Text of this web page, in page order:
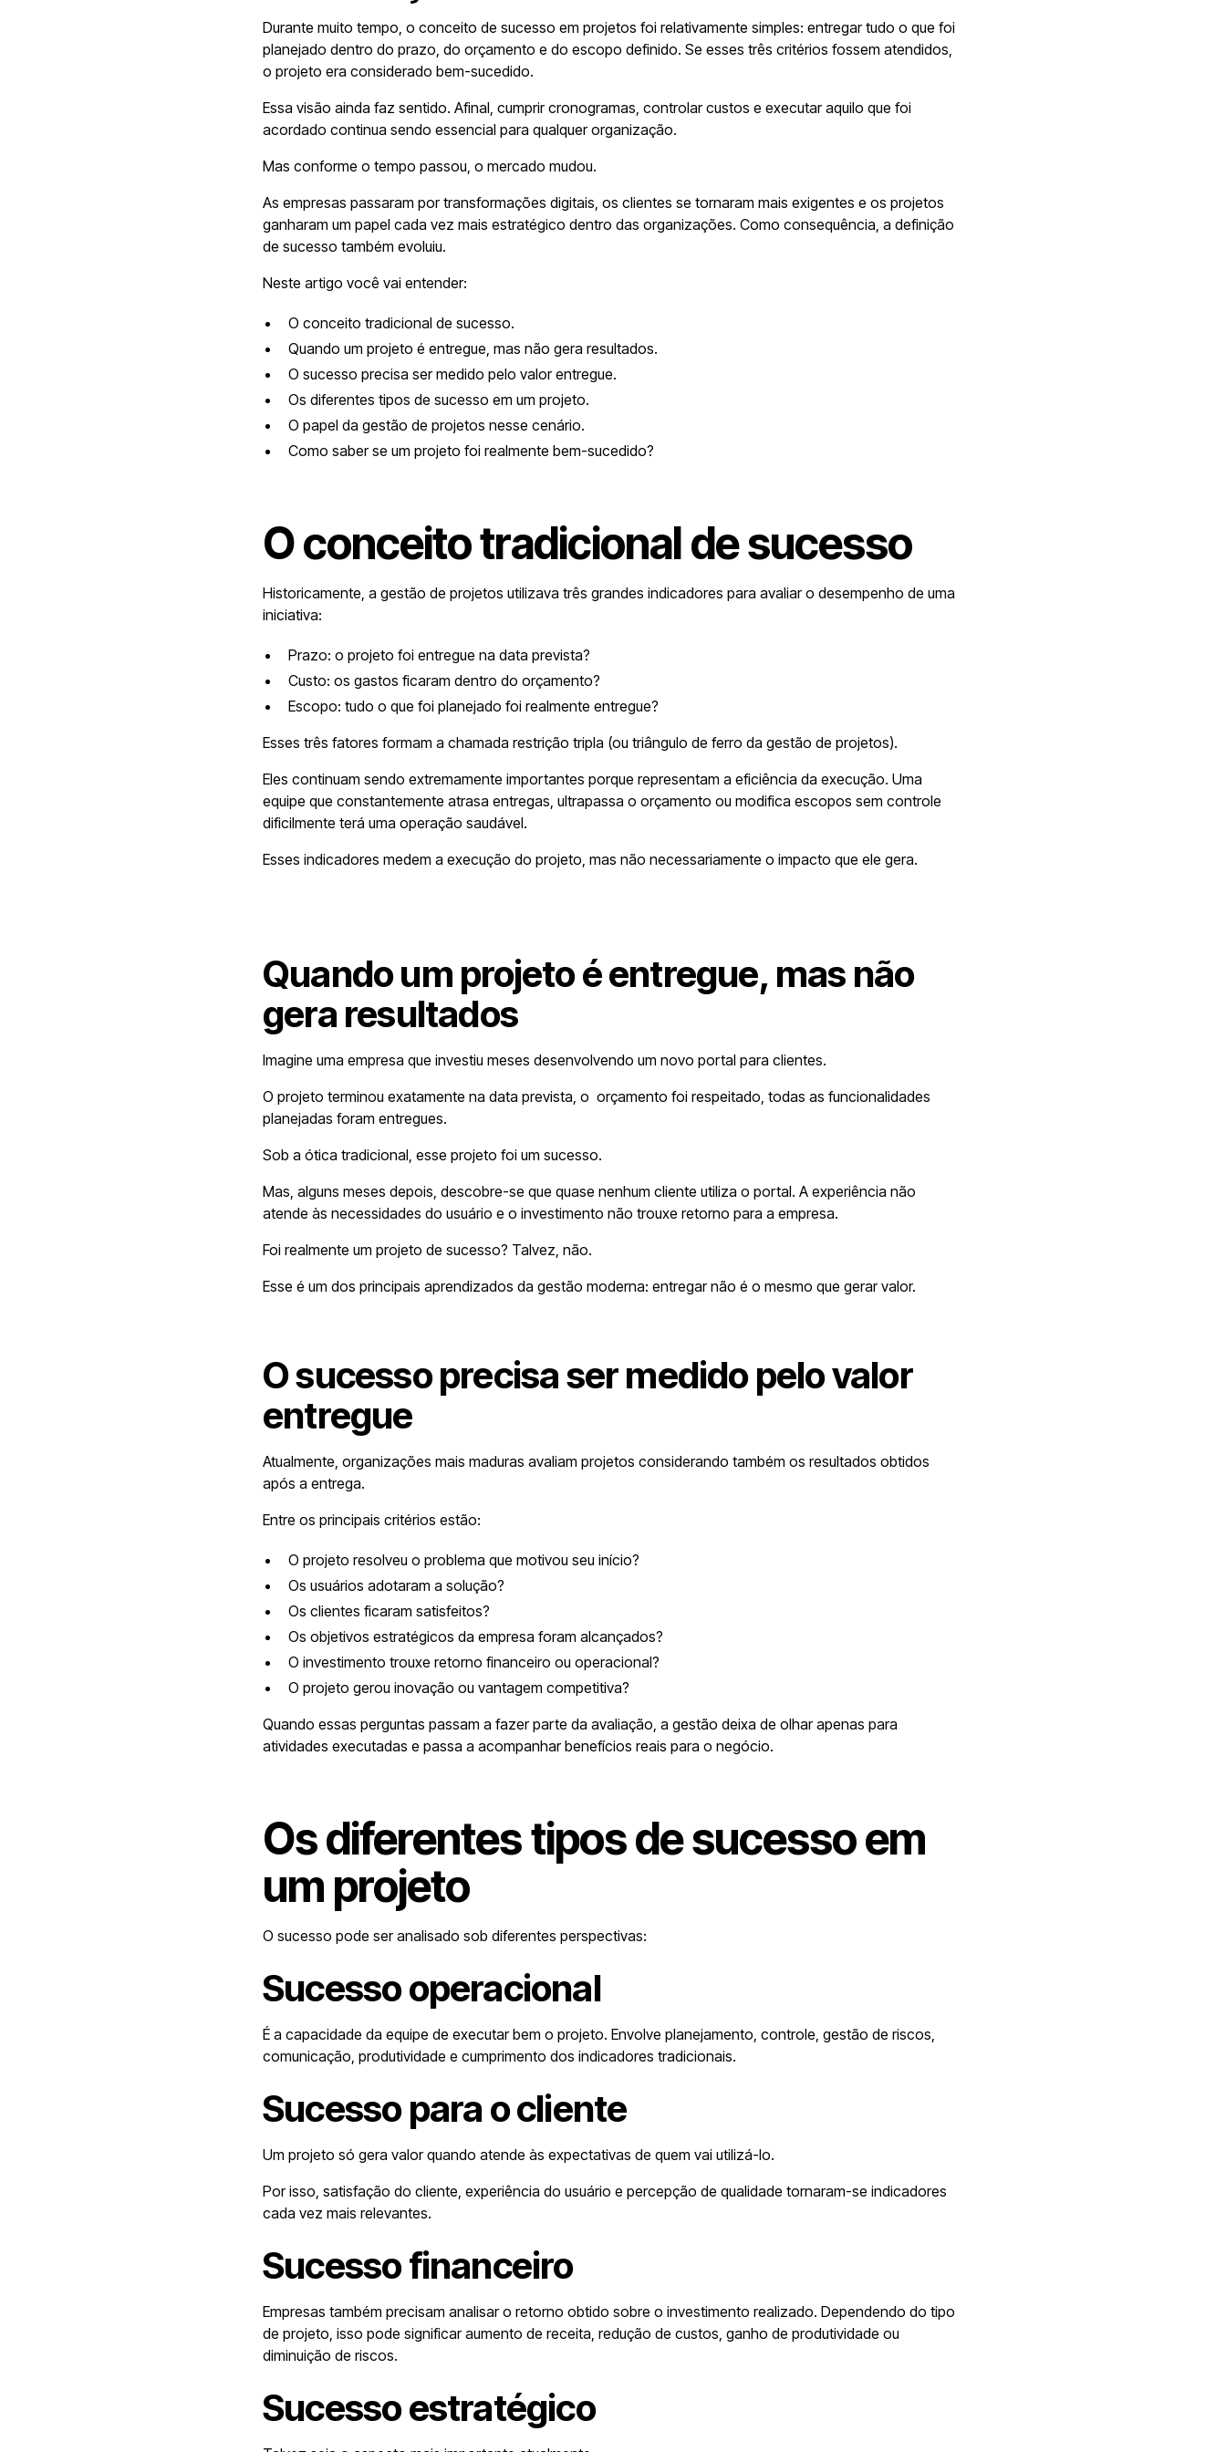
Durante muito tempo, o conceito de sucesso em projetos foi relativamente simples: entregar tudo o que foi
planejado dentro do prazo, do orçamento e do escopo definido. Se esses três critérios fossem atendidos,
o projeto era considerado bem-sucedido.
Essa visão ainda faz sentido. Afinal, cumprir cronogramas, controlar custos e executar aquilo que foi
acordado continua sendo essencial para qualquer organização.
Mas conforme o tempo passou, o mercado mudou.
As empresas passaram por transformações digitais, os clientes se tornaram mais exigentes e os projetos
ganharam um papel cada vez mais estratégico dentro das organizações. Como consequência, a definição
de sucesso também evoluiu.
Neste artigo você vai entender:
O conceito tradicional de sucesso.
Quando um projeto é entregue, mas não gera resultados.
O sucesso precisa ser medido pelo valor entregue.
Os diferentes tipos de sucesso em um projeto.
O papel da gestão de projetos nesse cenário.
Como saber se um projeto foi realmente bem-sucedido?
O conceito tradicional de sucesso
Historicamente, a gestão de projetos utilizava três grandes indicadores para avaliar o desempenho de uma
iniciativa:
Prazo: o projeto foi entregue na data prevista?
Custo: os gastos ficaram dentro do orçamento?
Escopo: tudo o que foi planejado foi realmente entregue?
Esses três fatores formam a chamada restrição tripla (ou triângulo de ferro da gestão de projetos).
Eles continuam sendo extremamente importantes porque representam a eficiência da execução. Uma
equipe que constantemente atrasa entregas, ultrapassa o orçamento ou modifica escopos sem controle
dificilmente terá uma operação saudável.
Esses indicadores medem a execução do projeto, mas não necessariamente o impacto que ele gera.
Quando um projeto é entregue, mas não
gera resultados
Imagine uma empresa que investiu meses desenvolvendo um novo portal para clientes.
O projeto terminou exatamente na data prevista, o orçamento foi respeitado, todas as funcionalidades
planejadas foram entregues.
Sob a ótica tradicional, esse projeto foi um sucesso.
Mas, alguns meses depois, descobre-se que quase nenhum cliente utiliza o portal. A experiência não
atende às necessidades do usuário e o investimento não trouxe retorno para a empresa.
Foi realmente um projeto de sucesso? Talvez, não.
Esse é um dos principais aprendizados da gestão moderna: entregar não é o mesmo que gerar valor.
O sucesso precisa ser medido pelo valor
entregue
Atualmente, organizações mais maduras avaliam projetos considerando também os resultados obtidos
após a entrega.
Entre os principais critérios estão:
O projeto resolveu o problema que motivou seu início?
Os usuários adotaram a solução?
Os clientes ficaram satisfeitos?
Os objetivos estratégicos da empresa foram alcançados?
O investimento trouxe retorno financeiro ou operacional?
O projeto gerou inovação ou vantagem competitiva?
Quando essas perguntas passam a fazer parte da avaliação, a gestão deixa de olhar apenas para
atividades executadas e passa a acompanhar benefícios reais para o negócio.
Os diferentes tipos de sucesso em
um projeto
O sucesso pode ser analisado sob diferentes perspectivas:
Sucesso operacional
É a capacidade da equipe de executar bem o projeto. Envolve planejamento, controle, gestão de riscos,
comunicação, produtividade e cumprimento dos indicadores tradicionais.
Sucesso para o cliente
Um projeto só gera valor quando atende às expectativas de quem vai utilizá-lo.
Por isso, satisfação do cliente, experiência do usuário e percepção de qualidade tornaram-se indicadores
cada vez mais relevantes.
Sucesso financeiro
Empresas também precisam analisar o retorno obtido sobre o investimento realizado. Dependendo do tipo
de projeto, isso pode significar aumento de receita, redução de custos, ganho de produtividade ou
diminuição de riscos.
Sucesso estratégico